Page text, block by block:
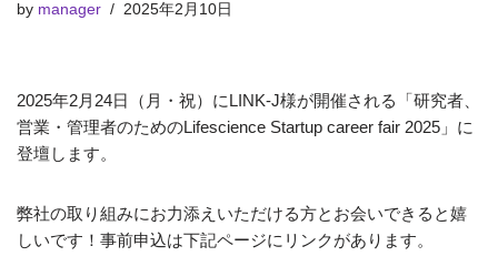
by manager 2025年2月10日
2025年2月24日（月・祝）にLINK-J様が開催される「研究者、
営業・管理者のためのLifescience Startup career fair 2025」に
登壇します。
弊社の取り組みにお力添えいただける方とお会いできると嬉
しいです！事前申込は下記ページにリンクがあります。